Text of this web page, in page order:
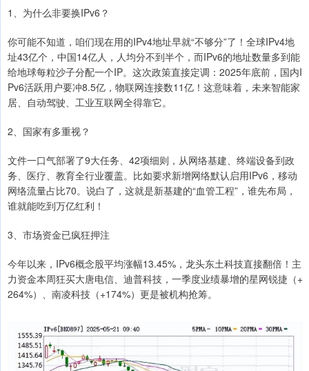
1、为什么非要换IPv6？
你可能不知道，咱们现在用的IPv4地址早就“不够分”了！全球IPv4地
址43亿个，中国14亿人，人均分不到半个，而IPv6的地址数量多到能
给地球每粒沙子分配一个IP。这次政策直接定调：2025年底前，国内I
Pv6活跃用户要冲8.5亿，物联网连接数11亿！这意味着，未来智能家
居、自动驾驶、工业互联网全得靠它。
2、国家有多重视？
文件一口气部署了9大任务、42项细则，从网络基建、终端设备到政
务、医疗、教育全行业覆盖。比如要求新增网络默认启用IPv6，移动
网络流量占比70。说白了，这就是新基建的“血管工程”，谁先布局，
谁就能吃到万亿红利！
3、市场资金已疯狂押注
今年以来，IPv6概念股平均涨幅13.45%，龙头东土科技直接翻倍！主
力资金本周狂买大唐电信、迪普科技，一季度业绩暴增的星网锐捷（+
264%）、南凌科技（+174%）更是被机构抢筹。